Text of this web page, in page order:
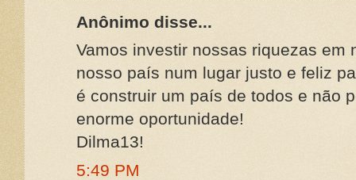
Anônimo disse...
Vamos investir nossas riquezas em
nosso país num lugar justo e feliz
é construir um país de todos e não
enorme oportunidade!
Dilma13!
5:49 PM